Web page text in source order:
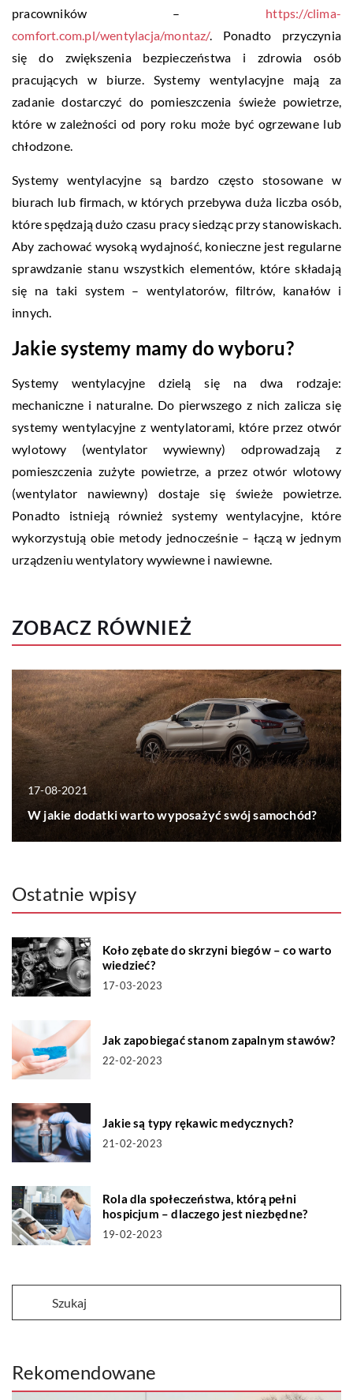
pracowników – https://clima-
comfort.com.pl/wentylacja/montaz/. Ponadto przyczynia
się do zwiększenia bezpieczeństwa i zdrowia osób
pracujących w biurze. Systemy wentylacyjne mają za
zadanie dostarczyć do pomieszczenia świeże powietrze,
które w zależności od pory roku może być ogrzewane lub
chłodzone.
Systemy wentylacyjne są bardzo często stosowane w
biurach lub firmach, w których przebywa duża liczba osób,
które spędzają dużo czasu pracy siedząc przy stanowiskach.
Aby zachować wysoką wydajność, konieczne jest regularne
sprawdzanie stanu wszystkich elementów, które składają
się na taki system – wentylatorów, filtrów, kanałów i
innych.
Jakie systemy mamy do wyboru?
Systemy wentylacyjne dzielą się na dwa rodzaje:
mechaniczne i naturalne. Do pierwszego z nich zalicza się
systemy wentylacyjne z wentylatorami, które przez otwór
wylotowy (wentylator wywiewny) odprowadzają z
pomieszczenia zużyte powietrze, a przez otwór wlotowy
(wentylator nawiewny) dostaje się świeże powietrze.
Ponadto istnieją również systemy wentylacyjne, które
wykorzystują obie metody jednocześnie – łączą w jednym
urządzeniu wentylatory wywiewne i nawiewne.
ZOBACZ RÓWNIEŻ
17-08-2021
W jakie dodatki warto wyposażyć swój samochód?
Ostatnie wpisy
Koło zębate do skrzyni biegów – co warto
wiedzieć?
17-03-2023
Jak zapobiegać stanom zapalnym stawów?
22-02-2023
Jakie są typy rękawic medycznych?
21-02-2023
Rola dla społeczeństwa, którą pełni
hospicjum – dlaczego jest niezbędne?
19-02-2023
Rekomendowane